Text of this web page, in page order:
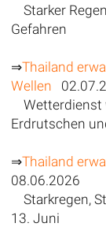
Starker
Gefahren
⇒Thailand
Wellen
Wetterdienst
Erdrutschen
⇒Thailand
08.06.2026
Starkregen,
13. Juni